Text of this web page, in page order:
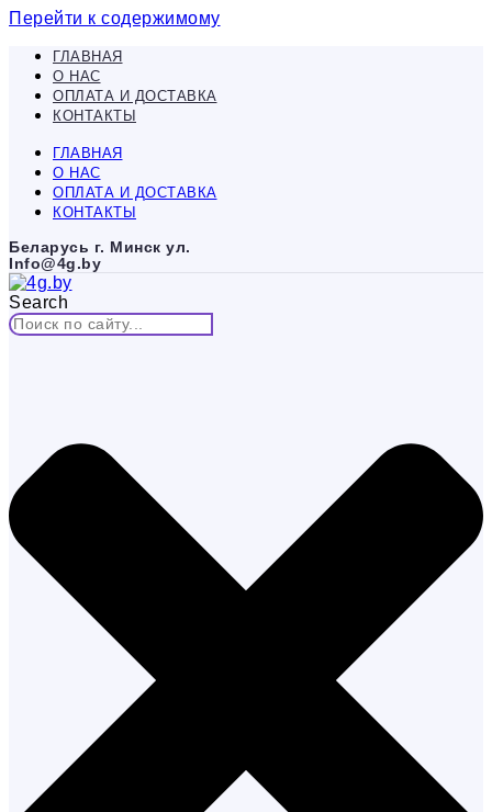
Перейти к содержимому
ГЛАВНАЯ
О НАС
ОПЛАТА И ДОСТАВКА
КОНТАКТЫ
ГЛАВНАЯ
О НАС
ОПЛАТА И ДОСТАВКА
КОНТАКТЫ
Беларусь г. Минск ул.
Info@4g.by
Search